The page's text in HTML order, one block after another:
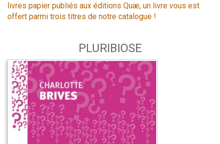
livres papier publiés aux éditions Quæ, un livre vous est
offert parmi trois titres de notre catalogue !
PLURIBIOSE